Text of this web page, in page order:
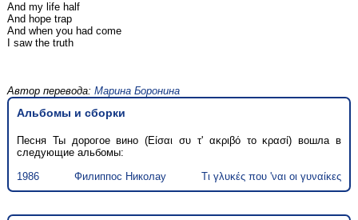
And my life half
And hope trap
And when you had come
I saw the truth
Автор перевода: Марина Боронина
Альбомы и сборки
Песня Ты дорогое вино (Είσαι συ τ' ακριβό το κρασί) вошла в
следующие альбомы:
1986
Филиппос Николау Τι γλυκές που 'ναι οι γυναίκες